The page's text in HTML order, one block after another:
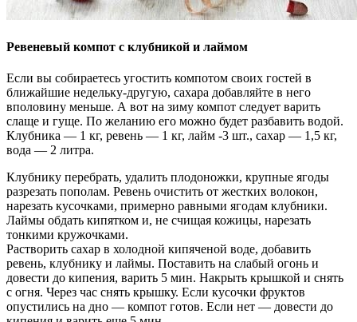
Ревеневый компот с клубникой и лаймом
Если вы собираетесь угостить компотом своих гостей в
ближайшие недельку-другую, сахара добавляйте в него
вполовину меньше. А вот на зиму компот следует варить
слаще и гуще. По желанию его можно будет разбавить водой.
Клубника — 1 кг, ревень — 1 кг, лайм -3 шт., сахар — 1,5 кг,
вода — 2 литра.
Клубнику перебрать, удалить плодоножки, крупные ягоды
разрезать пополам. Ревень очистить от жестких волокон,
нарезать кусочками, примерно равными ягодам клубники.
Лаймы обдать кипятком и, не счищая кожицы, нарезать
тонкими кружочками.
Растворить сахар в холодной кипяченой воде, добавить
ревень, клубнику и лаймы. Поставить на слабый огонь и
довести до кипения, варить 5 мин. Накрыть крышкой и снять
с огня. Через час снять крышку. Если кусочки фруктов
опустились на дно — компот готов. Если нет — довести до